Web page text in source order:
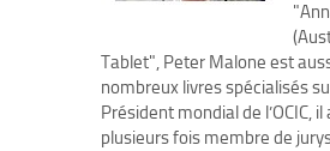
Tablet", Peter Malone est
nombreux livres spécialisés
Président mondial de l’OCIC,
plusieurs fois membre de